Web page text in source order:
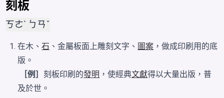
刻板
ㄎㄜˋ ㄅㄢˇ
在木、石 、金屬板面上雕刻文字、 圖案 ，做成印刷用的底
版。
［例］刻板印刷的發明 ，使經典文獻得以大量出版，普
及於世。